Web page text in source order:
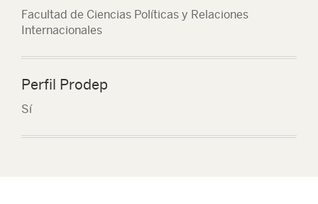
Facultad de Ciencias Políticas y Relaciones
Internacionales
Perfil Prodep
Sí